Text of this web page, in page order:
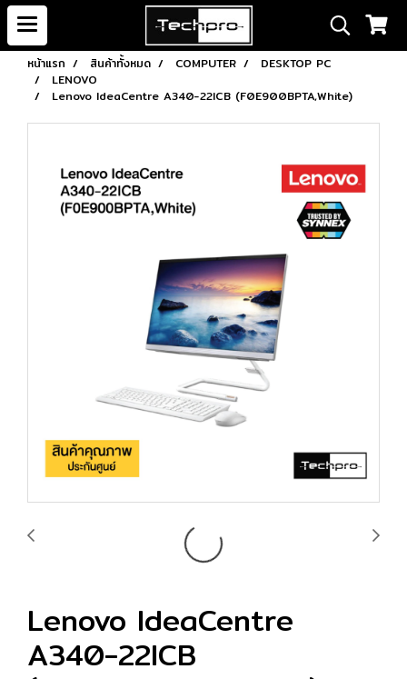
หน้าแรก สินค้าทั้งหมด COMPUTER
DESKTOP PC
LENOVO
Lenovo IdeaCentre A340-22ICB (F0E900BPTA,White)
Lenovo IdeaCentre
A340-22ICB